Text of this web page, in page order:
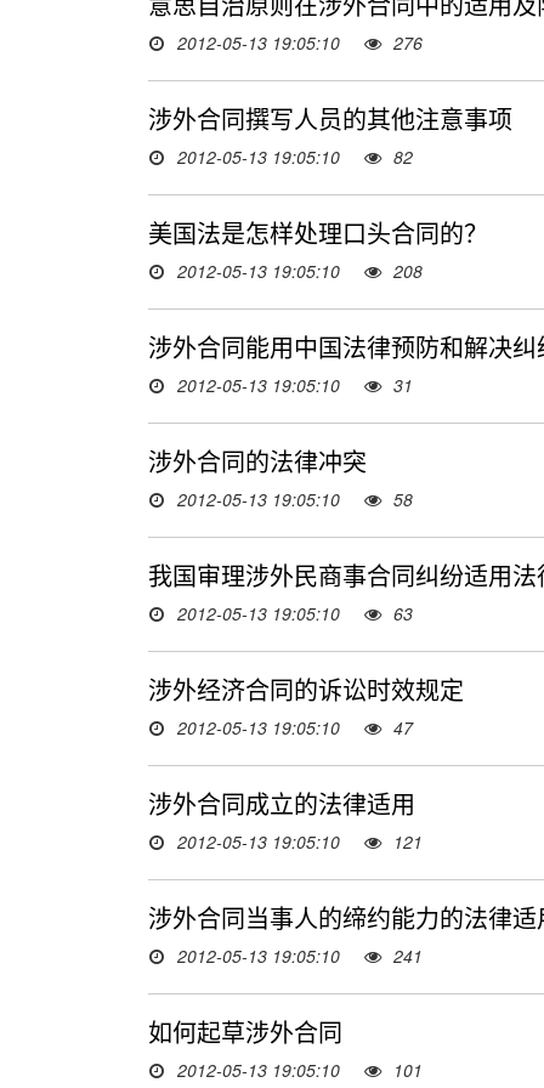
2012-05-13 19:05:10 276
涉外合同撰写人员的其他注意事项
2012-05-13 19:05:10 82
美国法是怎样处理口头合同的？
2012-05-13 19:05:10 208
涉外合同能用中国法律预防和解决纠
2012-05-13 19:05:10 31
涉外合同的法律冲突
2012-05-13 19:05:10 58
我国审理涉外民商事合同纠纷适用
2012-05-13 19:05:10 63
涉外经济合同的诉讼时效规定
2012-05-13 19:05:10 47
涉外合同成立的法律适用
2012-05-13 19:05:10 121
涉外合同当事人的缔约能力的法律适
2012-05-13 19:05:10 241
如何起草涉外合同
2012-05-13 19:05:10 101